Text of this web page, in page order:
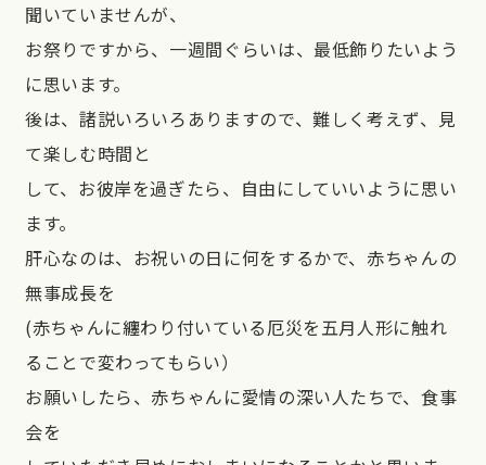
聞いていませんが、
お祭りですから、一週間ぐらいは、最低飾りたいよう
に思います。
後は、諸説いろいろありますので、難しく考えず、見
て楽しむ時間と
して、お彼岸を過ぎたら、自由にしていいように思い
ます。
肝心なのは、お祝いの日に何をするかで、赤ちゃんの
無事成長を
(赤ちゃんに纏わり付いている厄災を五月人形に触れ
ることで変わってもらい）
お願いしたら、赤ちゃんに愛情の深い人たちで、食事
会を